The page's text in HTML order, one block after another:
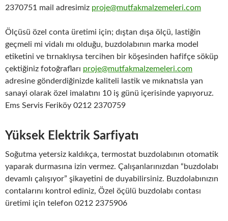
2370751 mail adresimiz proje@mutfakmalzemeleri.com
Ölçüsü özel conta üretimi için; dıştan dışa ölçü, lastiğin
geçmeli mi vidalı mı olduğu, buzdolabının marka model
etiketini ve tırnaklıysa tercihen bir köşesinden hafifçe söküp
çektiğiniz fotoğrafları proje@mutfakmalzemeleri.com
adresine gönderdiğinizde kaliteli lastik ve mıknatısla yan
sanayi olarak özel imalatını 10 iş günü içerisinde yapıyoruz.
Ems Servis Feriköy 0212 2370759
Yüksek Elektrik Sarfiyatı
Soğutma yetersiz kaldıkça, termostat buzdolabının otomatik
yaparak durmasına izin vermez. Çalışanlarınızdan “buzdolabı
devamlı çalışıyor” şikayetini de duyabilirsiniz. Buzdolabınızın
contalarını kontrol ediniz, Özel öçülü buzdolabı contası
üretimi için telefon 0212 2375906